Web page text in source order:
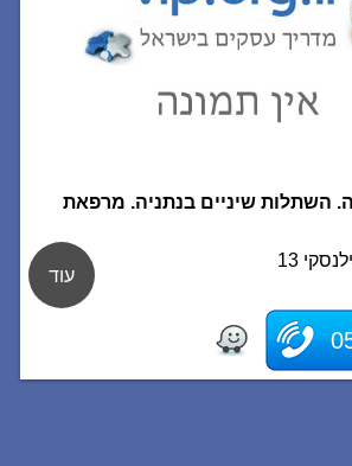
השתלות שיניים בנתניה. מרפאת
13
עוד